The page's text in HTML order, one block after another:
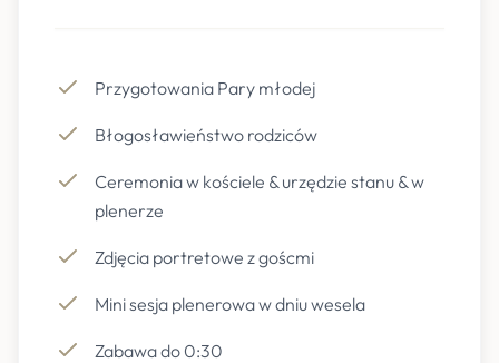
Przygotowania Pary młodej
Błogosławieństwo rodziców
Ceremonia w kościele & urzędzie stanu & w
plenerze
Zdjęcia portretowe z goścmi
Mini sesja plenerowa w dniu wesela
Zabawa do 0:30